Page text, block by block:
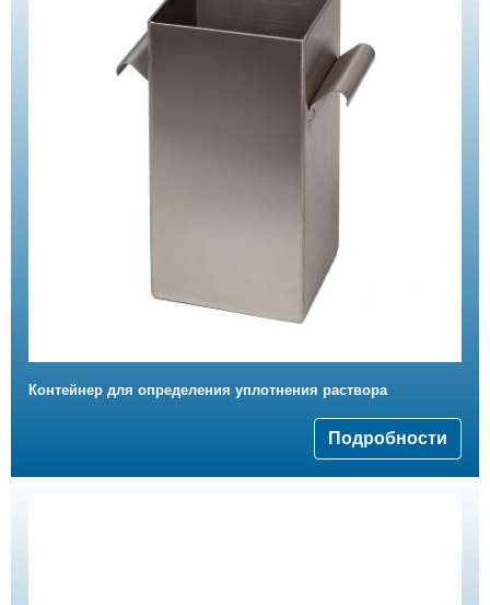
Контейнер для определения уплотнения раствора
Подробности